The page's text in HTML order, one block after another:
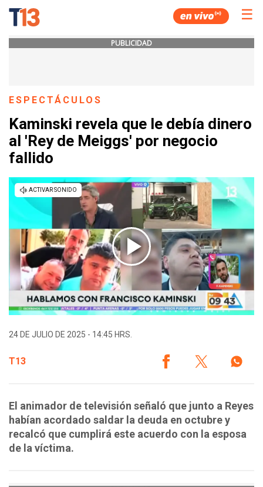
☰
PUBLICIDAD
ESPECTÁCULOS
Kaminski revela que le debía dinero
al 'Rey de Meiggs' por negocio
fallido
24 DE JULIO DE 2025 - 14:45 HRS.
T13
El animador de televisión señaló que junto a Reyes
habían acordado saldar la deuda en octubre y
recalcó que cumplirá este acuerdo con la esposa
de la víctima.